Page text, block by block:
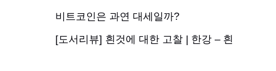
비트코인은 과연 대세일까?
[도서리뷰] 흰것에 대한 고찰 | 한강 – 흰